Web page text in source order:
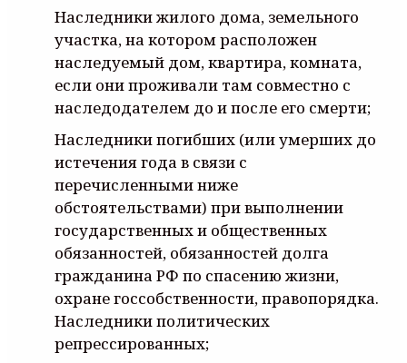
Наследники жилого дома, земельного
участка, на котором расположен
наследуемый дом, квартира, комната,
если они проживали там совместно с
наследодателем до и после его смерти;
Наследники погибших (или умерших до
истечения года в связи с
перечисленными ниже
обстоятельствами) при выполнении
государственных и общественных
обязанностей, обязанностей долга
гражданина РФ по спасению жизни,
охране госсобственности, правопорядка.
Наследники политических
репрессированных;